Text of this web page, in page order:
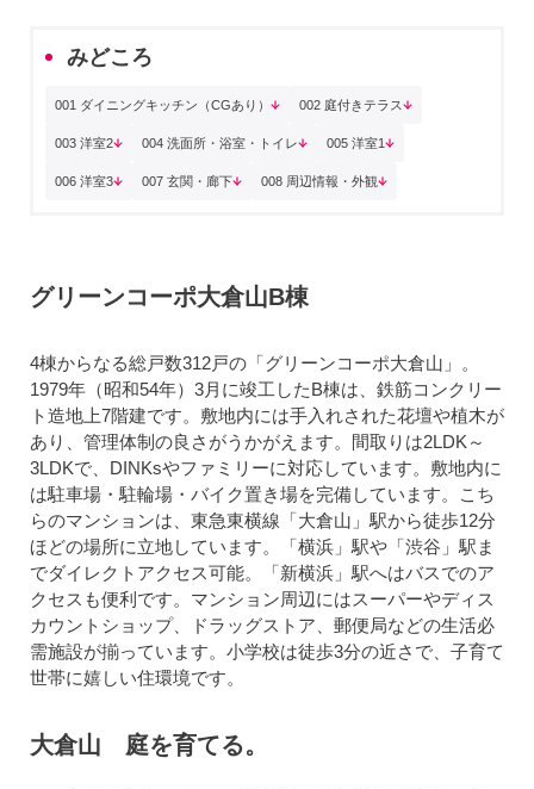
みどころ
001 ダイニングキッチン（CGあり） 002 庭付きテラス
003 洋室2 004 洗面所・浴室・トイレ 005 洋室1
006 洋室3 007 玄関・廊下 008 周辺情報・外観
グリーンコーポ大倉山B棟
4棟からなる総戸数312戸の「グリーンコーポ大倉山」。
1979年（昭和54年）3月に竣工したB棟は、鉄筋コンクリー
ト造地上7階建です。敷地内には手入れされた花壇や植木が
あり、管理体制の良さがうかがえます。間取りは2LDK～
3LDKで、DINKsやファミリーに対応しています。敷地内に
は駐車場・駐輪場・バイク置き場を完備しています。こち
らのマンションは、東急東横線「大倉山」駅から徒歩12分
ほどの場所に立地しています。「横浜」駅や「渋谷」駅ま
でダイレクトアクセス可能。「新横浜」駅へはバスでのア
クセスも便利です。マンション周辺にはスーパーやディス
カウントショップ、ドラッグストア、郵便局などの生活必
需施設が揃っています。小学校は徒歩3分の近さで、子育て
世帯に嬉しい住環境です。
大倉山 庭を育てる。